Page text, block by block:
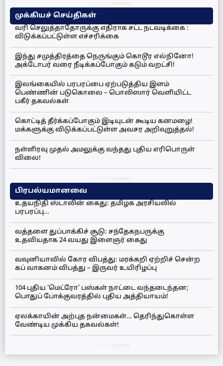
முக்கியச் செய்திகள்
வரி செலுத்தாதோருக்கு எதிராக சட்ட நடவடிக்கை :
விடுக்கப்பட்டுள்ள எச்சரிக்கை
இந்து சமுத்திரத்தை நெருங்கும் கொடூர எல்நினோ!
அக்டோபர் வரை நீடிக்கப்போகும் கடும் வறட்சி!
இலங்கையில் பரபரப்பை ஏற்படுத்திய இளம்
பெண்ணின் படுகொலை – பொலிஸார் வெளியிட்ட
பகீர் தகவல்கள்
கொட்டித் தீர்க்கப்போகும் இடியுடன் கூடிய கனமழை!
மக்களுக்கு விடுக்கப்பட்டுள்ள அவசர அறிவுறுத்தல்!
நள்ளிரவு முதல் அமலுக்கு வந்தது புதிய எரிபொருள்
விலை!
பிரபல்யமானவை
உதயநிதி ஸ்டாலின் கைது: தமிழக அரசியலில்
பரபரப்பு…
வத்தளை துப்பாக்கிச் சூடு: சந்தேகநபருக்கு
உதவியதாக 24 வயது இளைஞர் கைது
வவுனியாவில் கோர விபத்து: மரக்கறி ஏற்றிச் சென்ற
கப் வாகனம் விபத்து – இருவர் உயிரிழப்பு
104 புதிய ‘மெட்ரோ’ பஸ்கள் நாட்டை வந்தடைந்தன;
பொதுப் போக்குவரத்தில் புதிய அத்தியாயம்!
ஏலக்காயின் அற்புத நன்மைகள்… தெரிந்துகொள்ள
வேண்டிய முக்கிய தகவல்கள்!